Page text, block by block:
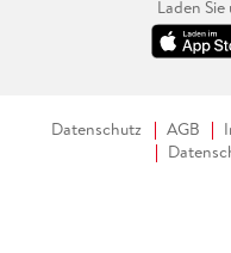
Laden
Datenschutz AGB